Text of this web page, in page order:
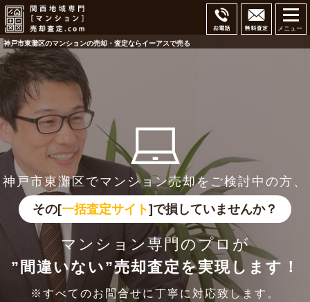
メニュー
神戸市東灘区のマンションの売却・査定ならイーアスで売る
神戸市東灘区でマンション売却をご検討中の方、
その[一括査定サイト]で損していませんか？
マンション専門のプロが
”間違いない”売却査定を実現します！
※すべてのお問合せに丁寧に対応致します。